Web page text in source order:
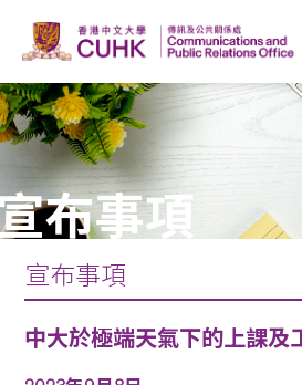
布事項
宣布事項
中大於極端天氣下的上課及